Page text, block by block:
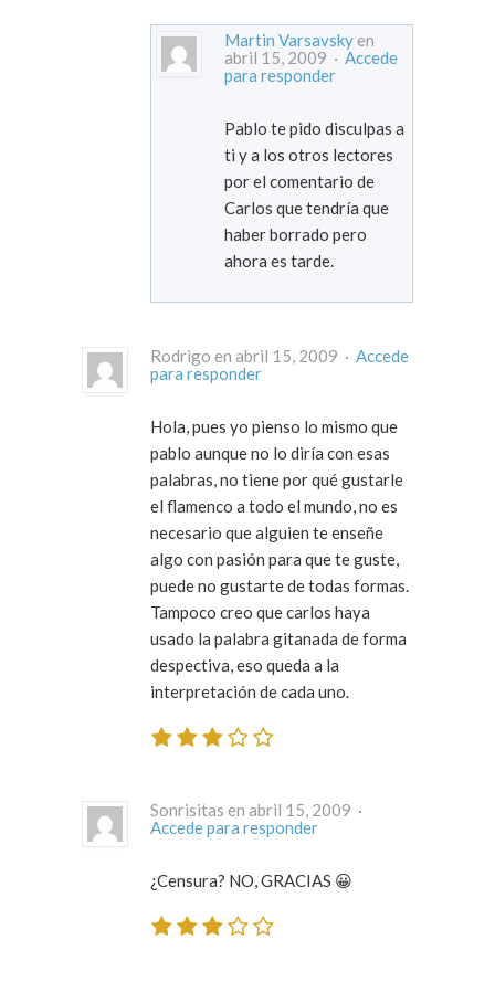
Martin Varsavsky en
abril 15, 2009 · Accede
para responder
Pablo te pido disculpas a
ti y a los otros lectores
por el comentario de
Carlos que tendría que
haber borrado pero
ahora es tarde.
Rodrigo en abril 15, 2009 · Accede
para responder
Hola, pues yo pienso lo mismo que
pablo aunque no lo diría con esas
palabras, no tiene por qué gustarle
el flamenco a todo el mundo, no es
necesario que alguien te enseñe
algo con pasión para que te guste,
puede no gustarte de todas formas.
Tampoco creo que carlos haya
usado la palabra gitanada de forma
despectiva, eso queda a la
interpretación de cada uno.
Sonrisitas en abril 15, 2009 ·
Accede para responder
¿Censura? NO, GRACIAS 😀